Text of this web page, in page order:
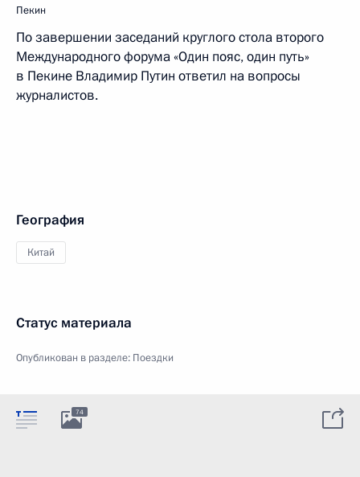
Пекин
По завершении заседаний круглого стола второго
Международного форума «Один пояс, один путь»
в Пекине Владимир Путин ответил на вопросы
журналистов.
География
Китай
Статус материала
Опубликован в разделе: Поездки
74